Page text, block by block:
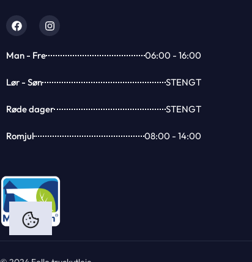
Man - Fre 06:00 - 16:00
Lør - Søn STENGT
Røde dager STENGT
Romjul 08:00 - 14:00